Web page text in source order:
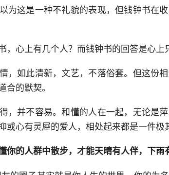
为这是一种不礼貌的表现，但钱钟书在
，心上有几个人？而钱钟书的回答是心上
，如此清新，文艺，不落俗套。但这份
合的默契。
，并不容易。和懂的人在一起，无论是
或心有灵犀的爱人，相处起来都是一件极
你的人群中散步，才能天晴有人伴，下雨